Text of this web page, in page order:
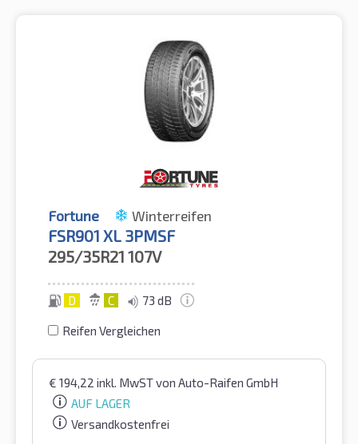
Fortune Winterreifen
FSR901 XL 3PMSF
295/35R21 107V
D C 73 dB
Reifen Vergleichen
€ 194,22 inkl. MwSTvon Auto-Raifen GmbH
AUF LAGER
Versandkostenfrei